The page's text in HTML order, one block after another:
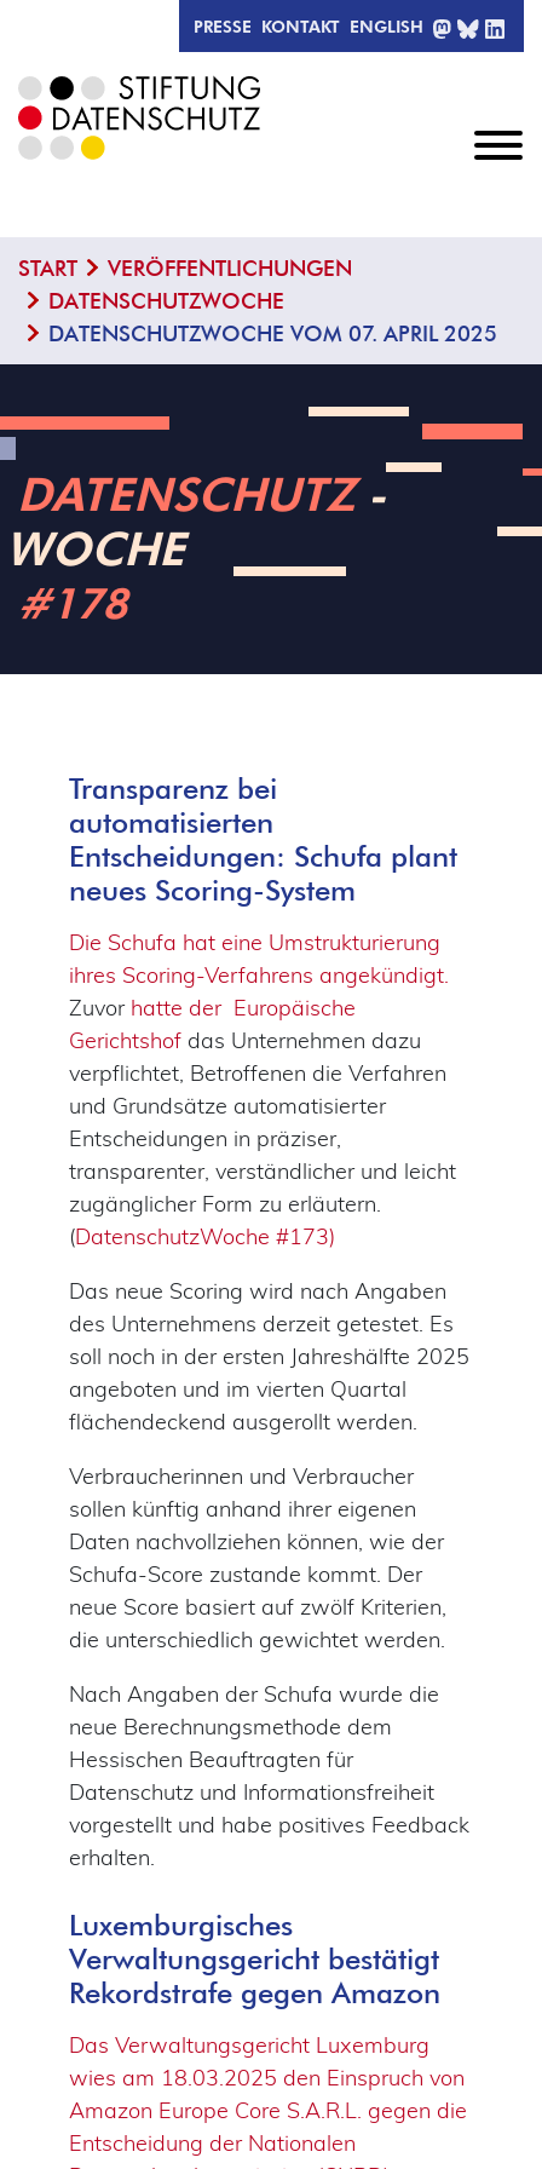
PRESSE KONTAKT ENGLISH
START
VERÖFFENTLICHUNGEN
DATENSCHUTZWOCHE
DATENSCHUTZWOCHE VOM 07. APRIL 2025
DATENSCHUTZ ­
WOCHE
#178
Transparenz bei
automatisierten
Entscheidungen: Schufa plant
neues Scoring-System
Die Schufa hat eine Umstrukturierung
ihres Scoring-Verfahrens angekündigt.
Zuvor hatte der Europäische
Gerichtshofdas Unternehmen dazu
verpflichtet, Betroffenen die Verfahren
und Grundsätze automatisierter
Entscheidungen in präziser,
transparenter, verständlicher und leicht
zugänglicher Form zu erläutern.
(DatenschutzWoche #173)
Das neue Scoring wird nach Angaben
des Unternehmens derzeit getestet. Es
soll noch in der ersten Jahreshälfte 2025
angeboten und im vierten Quartal
flächendeckend ausgerollt werden.
Verbraucherinnen und Verbraucher
sollen künftig anhand ihrer eigenen
Daten nachvollziehen können, wie der
Schufa-Score zustande kommt. Der
neue Score basiert auf zwölf Kriterien,
die unterschiedlich gewichtet werden.
Nach Angaben der Schufa wurde die
neue Berechnungsmethode dem
Hessischen Beauftragten für
Datenschutz und Informationsfreiheit
vorgestellt und habe positives Feedback
erhalten.
Luxemburgisches
Verwaltungsgericht bestätigt
Rekordstrafe gegen Amazon
Das Verwaltungsgericht Luxemburg
wies am 18.03.2025 den Einspruch von
Amazon Europe Core S.A.R.L. gegen die
Entscheidung der Nationalen